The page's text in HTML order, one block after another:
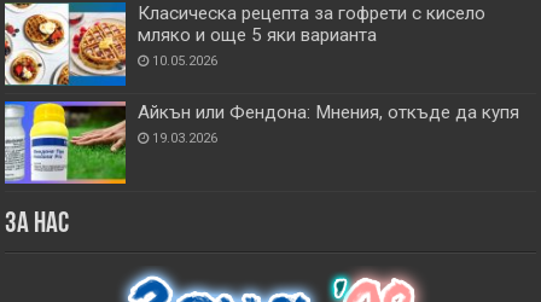
Класическа рецепта за гофрети с кисело
мляко и още 5 яки варианта
10.05.2026
Айкън или Фендона: Мнения, откъде да купя
19.03.2026
За нас